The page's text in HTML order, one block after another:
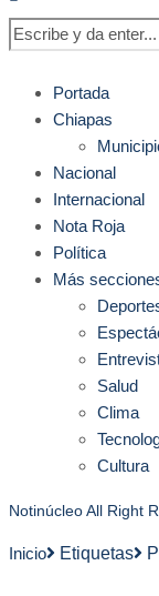
Portada
Chiapas
Nacional
Internacional
Nota Roja
Política
Más
Salud
Clima
Cultura
Notinúcleo All Right
Inicio Etiquetas